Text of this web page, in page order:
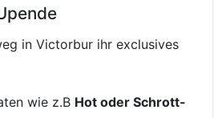
in Victorbur ihr exclusives
wie z.B Hot oder Schrott-